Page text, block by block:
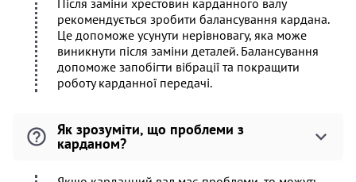
Після заміни хрестовин карданного валу
рекомендується зробити балансування кардана.
Це допоможе усунути нерівновагу, яка може
виникнути після заміни деталей. Балансування
допоможе запобігти вібрації та покращити
роботу карданної передачі.
Як зрозуміти, що проблеми з
карданом?